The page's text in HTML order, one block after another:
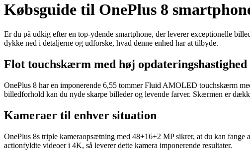
Købsguide til OnePlus 8
Er du på udkig efter en top-ydende smartphone, der leverer exceptionelle
dykke ned i detaljerne og udforske, hvad denne enhed har at tilbyde.
Flot touchskærm med høj opdateringshastighed
OnePlus 8 har en imponerende 6,55 tommer Fluid AMOLED touchskærm
billedforhold kan du nyde skarpe billeder og levende farver. Skærmen er
Kameraer til enhver situation
OnePlus 8s triple kameraopsætning med 48+16+2 MP sikrer, at du kan
actionfyldte videoer i 4K, så leverer dette kamera imponerende resultater.